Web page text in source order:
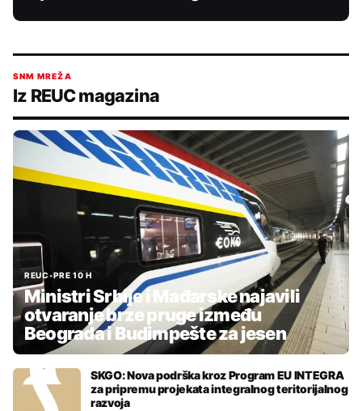
SNM MREŽA
Iz REUC magazina
REUC•PRE 10 H
Ministri Srbije i Mađarske najavili
otvaranje brze pruge između
Beograda i Budimpešte za jesen
SKGO: Nova podrška kroz Program EU INTEGRA
za pripremu projekata integralnog teritorijalnog
razvoja